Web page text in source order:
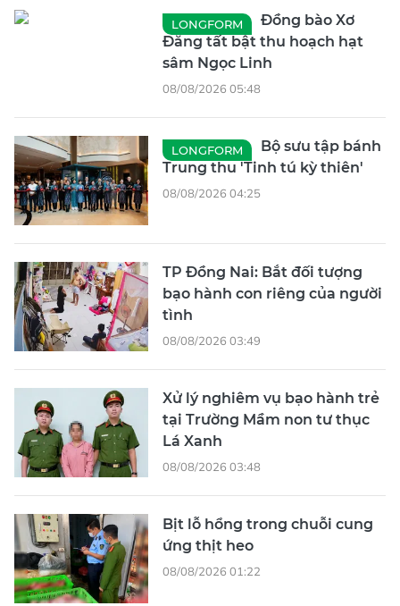
LONGFORM
Đồng bào Xơ
Đăng tất bật thu hoạch hạt
sâm Ngọc Linh
08/08/2026 05:48
LONGFORM
Bộ sưu tập bánh
Trung thu 'Tinh tú kỳ thiên'
08/08/2026 04:25
TP Đồng Nai: Bắt đối tượng
bạo hành con riêng của người
tình
08/08/2026 03:49
Xử lý nghiêm vụ bạo hành trẻ
tại Trường Mầm non tư thục
Lá Xanh
08/08/2026 03:48
Bịt lỗ hổng trong chuỗi cung
ứng thịt heo
08/08/2026 01:22